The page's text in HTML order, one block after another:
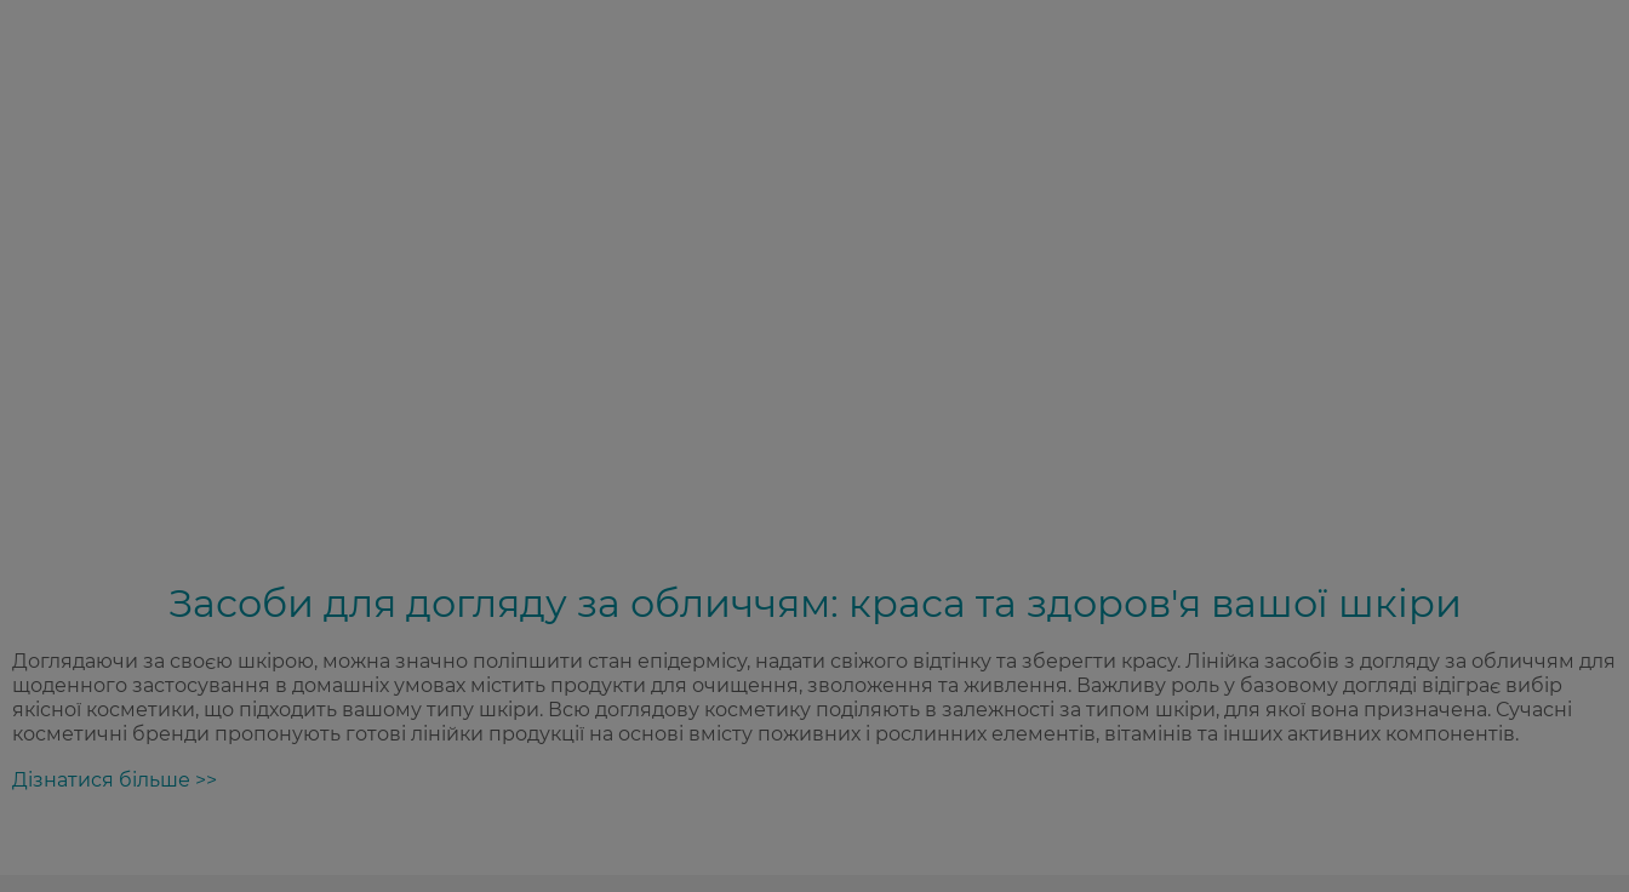
Засоби для догляду за обличчям: краса та здоров'я вашої шкіри
Доглядаючи за своєю шкірою, можна значно поліпшити стан епідермісу, надати свіжого відтінку та зберегти красу. Лінійка засобів з догляду за обличчям для
щоденного застосування в домашніх умовах містить продукти для очищення, зволоження та живлення. Важливу роль у базовому догляді відіграє вибір
якісної косметики, що підходить вашому типу шкіри. Всю доглядову косметику поділяють в залежності за типом шкіри, для якої вона призначена. Сучасні
косметичні бренди пропонують готові лінійки продукції на основі вмісту поживних і рослинних елементів, вітамінів та інших активних компонентів.
Дізнатися більше >>